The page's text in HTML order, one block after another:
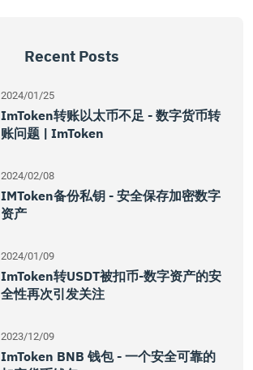
Recent Posts
2024/01/25
ImToken转账以太币不足 - 数字货币转
账问题 | ImToken
2024/02/08
IMToken备份私钥 - 安全保存加密数字
资产
2024/01/09
ImToken转USDT被扣币-数字资产的安
全性再次引发关注
2023/12/09
ImToken BNB 钱包 - 一个安全可靠的